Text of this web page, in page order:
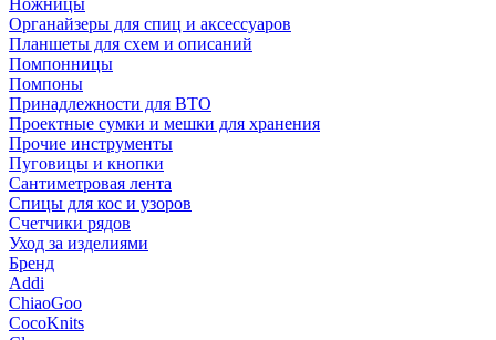
Ножницы
Органайзеры для спиц и аксессуаров
Планшеты для схем и описаний
Помпонницы
Помпоны
Принадлежности для ВТО
Проектные сумки и мешки для хранения
Прочие инструменты
Пуговицы и кнопки
Сантиметровая лента
Спицы для кос и узоров
Счетчики рядов
Уход за изделиями
Бренд
Addi
ChiaoGoo
CocoKnits